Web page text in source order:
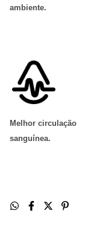
ambiente.
Melhor circulação
sanguínea.